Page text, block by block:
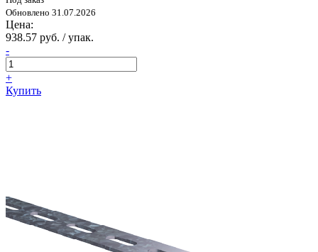
Обновлено 31.07.2026
Цена:
938.57 руб. / упак.
-
+
Купить